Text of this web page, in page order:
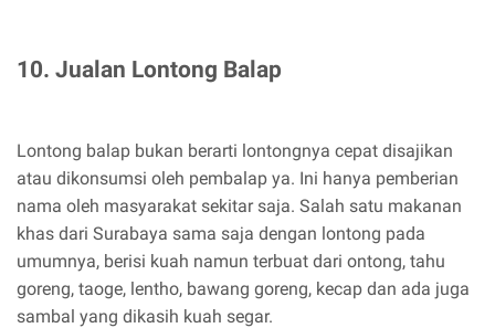
10. Jualan Lontong Balap
Lontong balap bukan berarti lontongnya cepat disajikan
atau dikonsumsi oleh pembalap ya. Ini hanya pemberian
nama oleh masyarakat sekitar saja. Salah satu makanan
khas dari Surabaya sama saja dengan lontong pada
umumnya, berisi kuah namun terbuat dari ontong, tahu
goreng, taoge, lentho, bawang goreng, kecap dan ada juga
sambal yang dikasih kuah segar.